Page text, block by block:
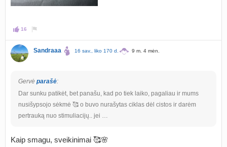
16
Sandraaa 16 sav., liko 170 d. 9 m. 4 mėn.
Gervė parašė:
Dar sunku patikėt, bet panašu, kad po tiek laiko, pagaliau ir mums
nusišypsojo sėkmė 🥰 o buvo nurašytas ciklas dėl cistos ir darėm
pertrauką nuo stimuliacijų.. jei …
Kaip smagu, sveikinimai 🥰🌸